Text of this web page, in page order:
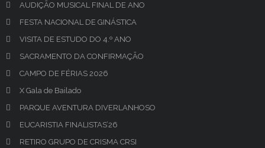
AUDIÇÃO MUSICAL FINAL DE ANO
FESTA NACIONAL DE GINÁSTICA
VISITA DE ESTUDO DO 4.º ANO
SACRAMENTO DA CONFIRMAÇÃO
CAMPO DE FÉRIAS 2026
X Gala de Bailado
PARQUE AVENTURA DIVERLANHOSO
EUCARISTIA FINALISTAS’26
RETIRO GRUPO DE CRISMA CRSI